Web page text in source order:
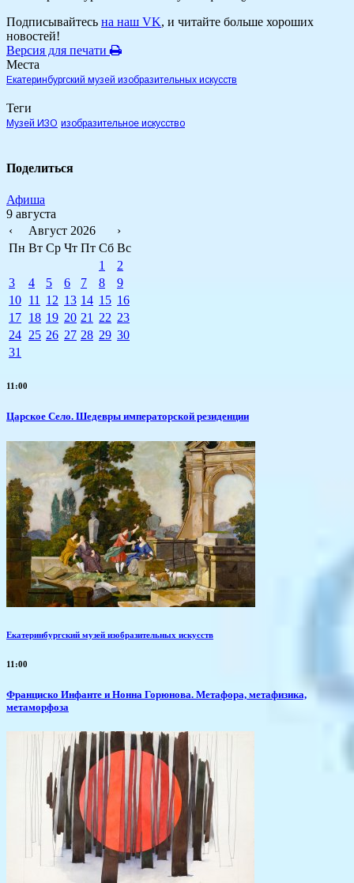
Подписывайтесь на наш VK, и читайте больше хороших
новостей!
Версия для печати
Места
Екатеринбургский музей изобразительных искусств
Теги
Музей ИЗО изобразительное искусство
Поделиться
Афиша
9 августа
‹
Август 2026
›
Пн Вт Ср Чт Пт Сб Вс
1
2
3
4 5 6 7 8
9
10 11 12 13 14 15 16
17 18 19 20 21 22 23
24 25 26 27 28 29 30
31
11:00
Царское Село. Шедевры императорской резиденции
Екатеринбургский музей изобразительных искусств
11:00
Франциско Инфанте и Нонна Горюнова. Метафора, метафизика,
метаморфоза